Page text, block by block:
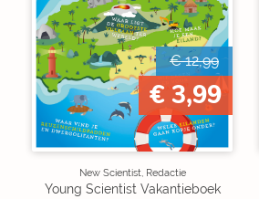
€ 12,99
€ 3,99
New Scientist, Redactie
Young Scientist Vakantieboek